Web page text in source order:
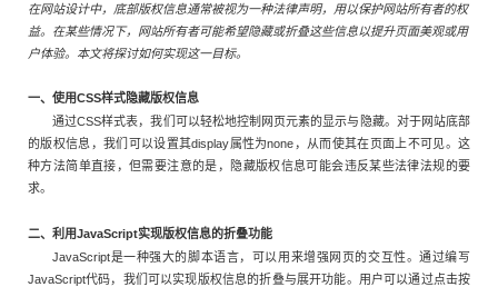
在网站设计中，底部版权信息通常被视为一种法律声明，用以保护网站所有者的权
益。在某些情况下，网站所有者可能希望隐藏或折叠这些信息以提升页面美观或用
户体验。本文将探讨如何实现这一目标。
一、使用CSS样式隐藏版权信息
通过CSS样式表，我们可以轻松地控制网页元素的显示与隐藏。对于网站底部
的版权信息，我们可以设置其display属性为none，从而使其在页面上不可见。这
种方法简单直接，但需要注意的是，隐藏版权信息可能会违反某些法律法规的要
求。
二、利用JavaScript实现版权信息的折叠功能
JavaScript是一种强大的脚本语言，可以用来增强网页的交互性。通过编写
JavaScript代码，我们可以实现版权信息的折叠与展开功能。用户可以通过点击按